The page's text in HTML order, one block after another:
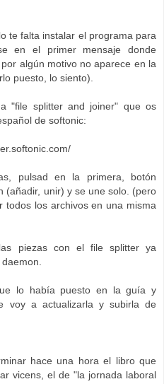
te falta instalar el programa para
en el primer mensaje donde
algún motivo no aparece en la
puesto, lo siento).
"file splitter and joiner" que os
de softonic:
pulsad en la primera, botón
(añadir, unir) y se une solo. (pero
todos los archivos en una misma
piezas con el file splitter ya
lo había puesto en la guía y
voy a actualizarla y subirla de
hace una hora el libro que
vicens, el de "la jornada laboral